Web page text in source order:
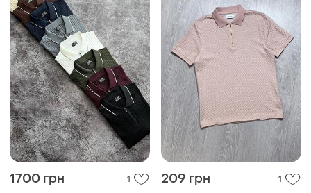
1700 грн 1 209 грн 1